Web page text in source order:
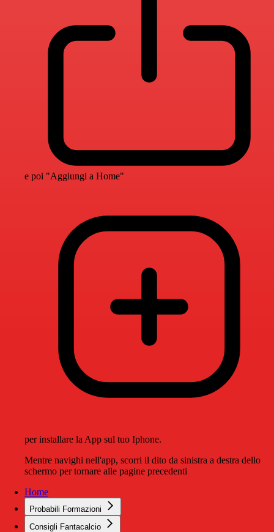
e poi "Aggiungi a Home"
per installare la App sul tuo Iphone.
Mentre navighi nell'app, scorri il dito da sinistra a destra dello
schermo per tornare alle pagine precedenti
Home
Probabili Formazioni
Consigli Fantacalcio